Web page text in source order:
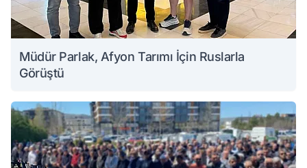
Müdür Parlak, Afyon Tarımı İçin Ruslarla
Görüştü